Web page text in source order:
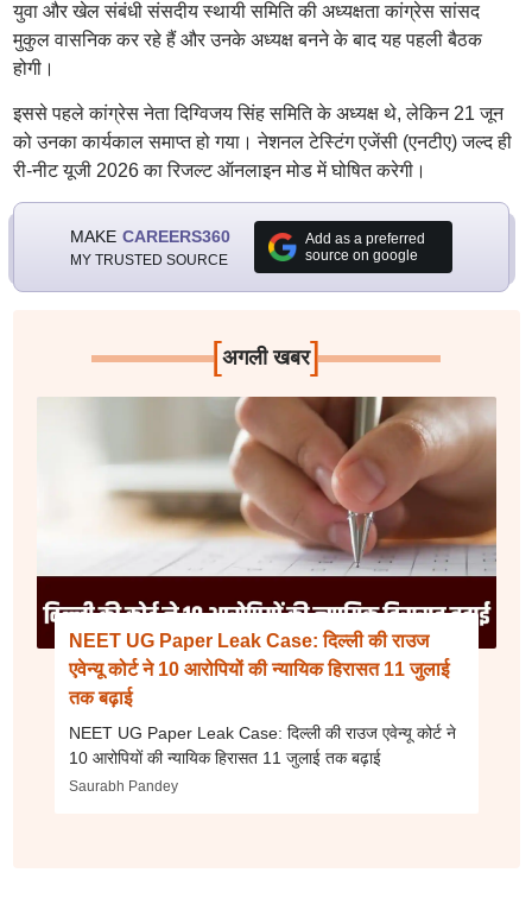
युवा और खेल संबंधी संसदीय स्थायी समिति की अध्यक्षता कांग्रेस सांसद
मुकुल वासनिक कर रहे हैं और उनके अध्यक्ष बनने के बाद यह पहली बैठक
होगी।
इससे पहले कांग्रेस नेता दिग्विजय सिंह समिति के अध्यक्ष थे, लेकिन 21 जून
को उनका कार्यकाल समाप्त हो गया। नेशनल टेस्टिंग एजेंसी (एनटीए) जल्द ही
री-नीट यूजी 2026 का रिजल्ट ऑनलाइन मोड में घोषित करेगी।
MAKE CAREERS360
MY TRUSTED SOURCE
Add as a preferred
source on google
[अगली खबर]
NEET UG Paper Leak Case: दिल्ली की राउज
एवेन्यू कोर्ट ने 10 आरोपियों की न्यायिक हिरासत 11 जुलाई
तक बढ़ाई
NEET UG Paper Leak Case: दिल्ली की राउज एवेन्यू कोर्ट ने
10 आरोपियों की न्यायिक हिरासत 11 जुलाई तक बढ़ाई
Saurabh Pandey